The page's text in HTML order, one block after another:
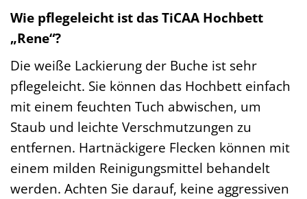
Wie pflegeleicht ist das TiCAA Hochbett
„Rene“?
Die weiße Lackierung der Buche ist sehr
pflegeleicht. Sie können das Hochbett einfach
mit einem feuchten Tuch abwischen, um
Staub und leichte Verschmutzungen zu
entfernen. Hartnäckigere Flecken können mit
einem milden Reinigungsmittel behandelt
werden. Achten Sie darauf, keine aggressiven